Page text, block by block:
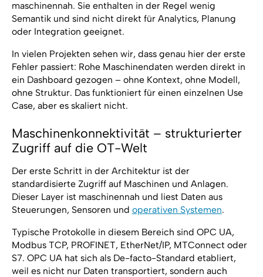
maschinennah. Sie enthalten in der Regel wenig
Semantik und sind nicht direkt für Analytics, Planung
oder Integration geeignet.
In vielen Projekten sehen wir, dass genau hier der erste
Fehler passiert: Rohe Maschinendaten werden direkt in
ein Dashboard gezogen – ohne Kontext, ohne Modell,
ohne Struktur. Das funktioniert für einen einzelnen Use
Case, aber es skaliert nicht.
Maschinenkonnektivität – strukturierter
Zugriff auf die OT-Welt
Der erste Schritt in der Architektur ist der
standardisierte Zugriff auf Maschinen und Anlagen.
Dieser Layer ist maschinennah und liest Daten aus
Steuerungen, Sensoren und operativen Systemen.
Typische Protokolle in diesem Bereich sind OPC UA,
Modbus TCP, PROFINET, EtherNet/IP, MTConnect oder
S7. OPC UA hat sich als De-facto-Standard etabliert,
weil es nicht nur Daten transportiert, sondern auch